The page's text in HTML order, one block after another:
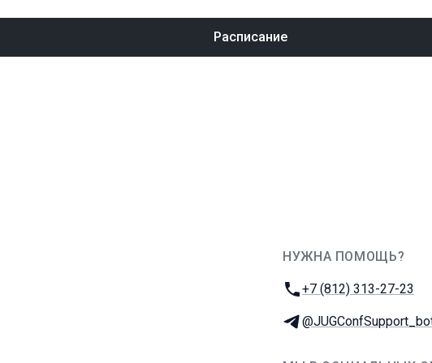
Расписание
НУЖНА ПОМОЩЬ?
Телефон:
+7 (812) 313-27-23
Телеграм: